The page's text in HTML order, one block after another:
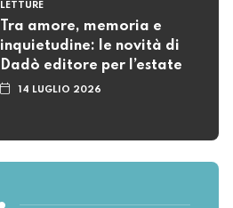
LETTURE
Tra amore, memoria e
inquietudine: le novità di
Dadò editore per l’estate
14 LUGLIO 2026